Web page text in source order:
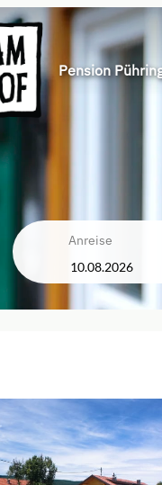
Pension
Anreise